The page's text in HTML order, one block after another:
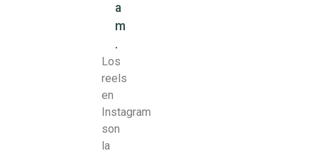
a
m
.
Los
reels
en
Instagram
son
la